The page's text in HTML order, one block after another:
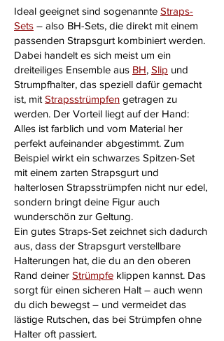
Ideal geeignet sind sogenannte Straps-
Sets – also BH-Sets, die direkt mit einem
passenden Strapsgurt kombiniert werden.
Dabei handelt es sich meist um ein
dreiteiliges Ensemble aus BH, Slip und
Strumpfhalter, das speziell dafür gemacht
ist, mit Strapsstrümpfen getragen zu
werden. Der Vorteil liegt auf der Hand:
Alles ist farblich und vom Material her
perfekt aufeinander abgestimmt. Zum
Beispiel wirkt ein schwarzes Spitzen-Set
mit einem zarten Strapsgurt und
halterlosen Strapsstrümpfen nicht nur edel,
sondern bringt deine Figur auch
wunderschön zur Geltung.
Ein gutes Straps-Set zeichnet sich dadurch
aus, dass der Strapsgurt verstellbare
Halterungen hat, die du an den oberen
Rand deiner Strümpfe klippen kannst. Das
sorgt für einen sicheren Halt – auch wenn
du dich bewegst – und vermeidet das
lästige Rutschen, das bei Strümpfen ohne
Halter oft passiert.